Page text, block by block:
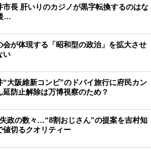
市長 肝いりのカジノが黒字転換するのはな
…
会が体現する「昭和型の政治」を拡大させ
い
“大阪維新コンビ”のドバイ旅行に府民カン
延防止解除は万博視察のため？
失政の数々…“8割おじさん”の提案を吉村知
値切るクオリティー